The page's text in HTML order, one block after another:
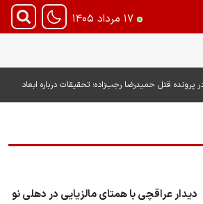
۱۷ مرداد ۱۴۰۵
۴ متهم در پرونده قتل حمیدرضا رجب‌زاده؛ تحقیقات درباره ابعاد
دیدار عراقچی با همتای مالزیایی در دهلی نو